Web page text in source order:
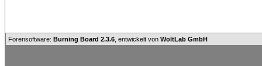
Forensoftware: Burning Board 2.3.6 , entwickelt von WoltLab GmbH